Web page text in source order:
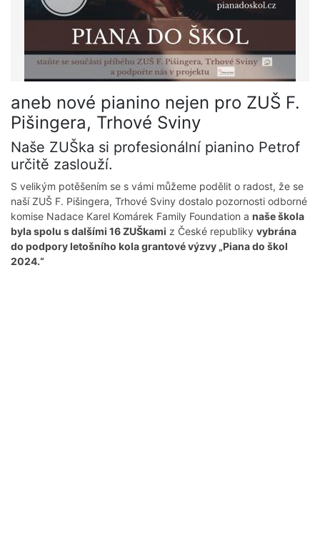
aneb nové pianino nejen pro ZUŠ F.
Pišingera, Trhové Sviny
Naše ZUŠka si profesionální pianino Petrof
určitě zaslouží.
S velikým potěšením se s vámi můžeme podělit o radost, že se
naší ZUŠ F. Pišingera, Trhové Sviny dostalo pozornosti odborné
komise Nadace Karel Komárek Family Foundation a naše škola
byla spolu s dalšími 16 ZUŠkami z České republiky vybrána
do podpory letošního kola grantové výzvy „Piana do škol
2024.“